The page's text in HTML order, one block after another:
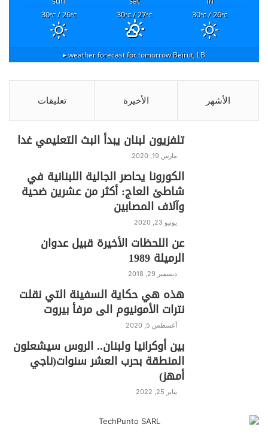
30°C/ 26°C
30°C/ 27°C
30°C/ 26°C
Beirut, LB
weather forecast for tomorrow ▸
الأشهر الأخيرة تعليقات
تلفزيون لبنان يبدأ البث التعليمي غدا
مارس 19, 2020
الكورونا يحاصر الجالية اللبنانية في
شاطئ العاج: أكثر من عشرين ضحية
وآلاف المصابين
يونيو 23, 2020
عن اللحظات الأخيرة قبيل عدوان
الرميلة 1989
ديسمبر 29, 2018
هذه هي حكاية السفينة التي نقلت
نترات الأمونيوم الى مرفأ بيروت
أغسطس 5, 2020
بين أوكرانيا ولبنان.. الروس سيشعلون
المنطقة بحرب العشر سنوات(ناجي
أمهز)
يناير 25, 2022